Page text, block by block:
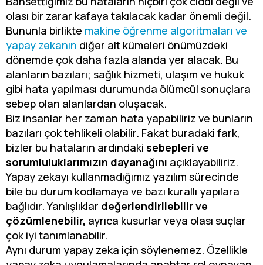
olası bir zarar kafaya takılacak kadar önemli değil.
Bununla birlikte makine öğrenme algoritmaları ve
yapay zekanın diğer alt kümeleri önümüzdeki
dönemde çok daha fazla alanda yer alacak. Bu
alanların bazıları; sağlık hizmeti, ulaşım ve hukuk
gibi hata yapılması durumunda ölümcül sonuçlara
sebep olan alanlardan oluşacak.
Biz insanlar her zaman hata yapabiliriz ve bunların
bazıları çok tehlikeli olabilir. Fakat buradaki fark,
bizler bu hataların ardındaki sebepleri ve
sorumluluklarımızın dayanağını açıklayabiliriz.
Yapay zekayı kullanmadığımız yazılım sürecinde
bile bu durum kodlamaya ve bazı kurallı yapılara
bağlıdır. Yanlışlıklar değerlendirilebilir ve
çözümlenebilir, ayrıca kusurlar veya olası suçlar
çok iyi tanımlanabilir.
Aynı durum yapay zeka için söylenemez. Özellikle